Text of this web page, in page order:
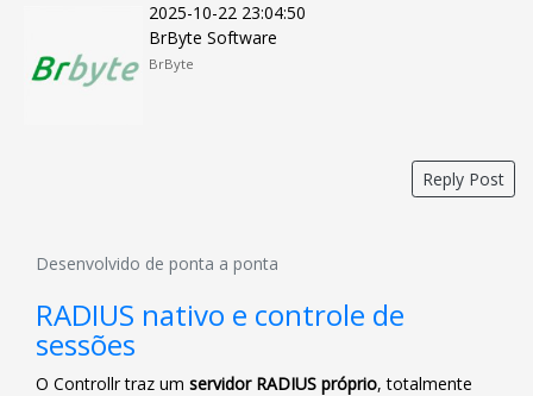
2025-10-22 23:04:50
BrByte Software
BrByte
Reply Post
Desenvolvido de ponta a ponta
RADIUS nativo e controle de
sessões
O Controllr traz um servidor RADIUS próprio, totalmente